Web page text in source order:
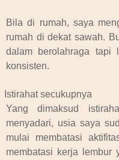
Bila di rumah, saya
rumah di dekat sawah.
dalam berolahraga tapi
konsisten.
Istirahat secukupnya
Yang dimaksud
menyadari, usia saya
mulai membatasi
membatasi kerja lembur